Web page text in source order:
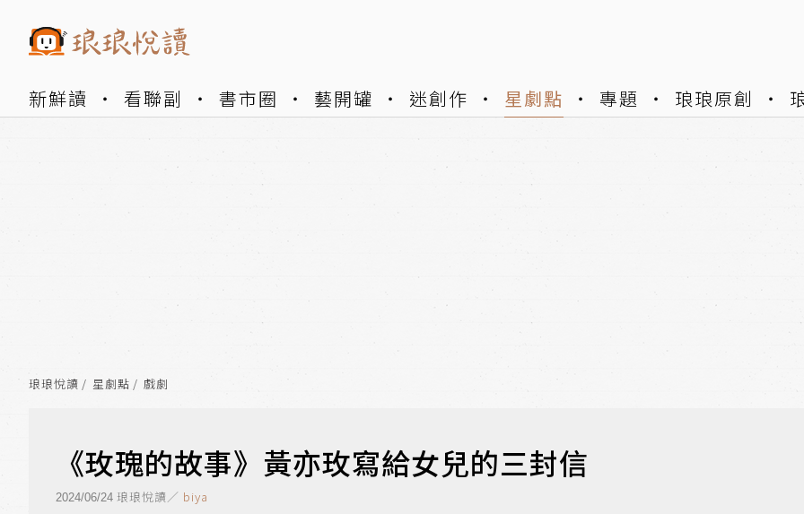
新鮮讀 看聯副 書市圈 藝開罐 迷創作 星劇點 專題 琅琅原創
琅琅悅讀 星劇點 戲劇
《玫瑰的故事》黃亦玫寫給女兒的三封信
2024/06/24 琅琅悅讀／ biya